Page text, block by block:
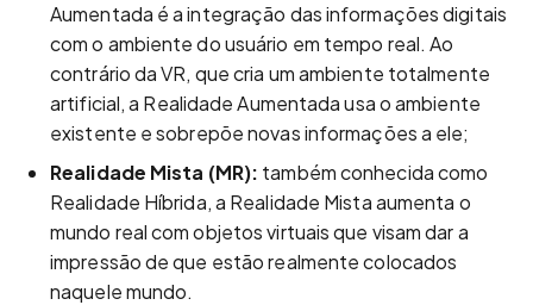
Aumentada é a integração das informações digitais
com o ambiente do usuário em tempo real. Ao
contrário da VR, que cria um ambiente totalmente
artificial, a Realidade Aumentada usa o ambiente
existente e sobrepõe novas informações a ele;
Realidade Mista (MR): também conhecida como
Realidade Híbrida, a Realidade Mista aumenta o
mundo real com objetos virtuais que visam dar a
impressão de que estão realmente colocados
naquele mundo.